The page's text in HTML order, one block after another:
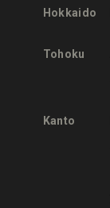
Hokkaido
Tohoku
Kanto